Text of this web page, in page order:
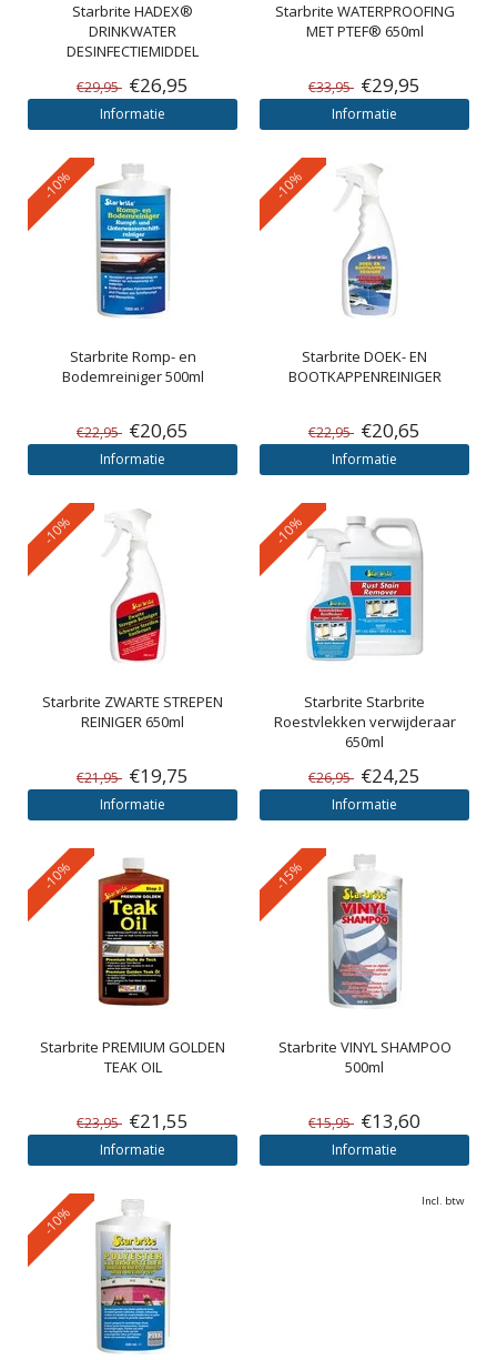
Starbrite HADEX®
DRINKWATER
DESINFECTIEMIDDEL
€29,95 €26,95
Informatie
Starbrite WATERPROOFING
MET PTEF® 650ml
€33,95 €29,95
Informatie
-10%
Starbrite Romp- en
Bodemreiniger 500ml
€22,95 €20,65
Informatie
-10%
Starbrite DOEK- EN
BOOTKAPPENREINIGER
€22,95 €20,65
Informatie
-10%
Starbrite ZWARTE STREPEN
REINIGER 650ml
€21,95 €19,75
Informatie
-10%
Starbrite Starbrite
Roestvlekken verwijderaar
650ml
€26,95 €24,25
Informatie
-10%
Starbrite PREMIUM GOLDEN
TEAK OIL
€23,95 €21,55
Informatie
-15%
Starbrite VINYL SHAMPOO
500ml
€15,95 €13,60
Informatie
-10%
Incl. btw